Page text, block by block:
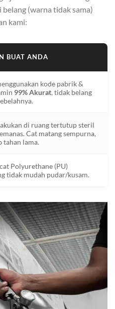
(warna tidak sama)
kami:
BUAT ANDA
kode pabrik &
99% Akurat, tidak belang
di ruang tertutup steril
Cat matang sempurna,
tahan lama.
Polyurethane (PU)
tidak mudah pudar/kusam.